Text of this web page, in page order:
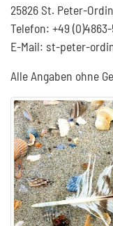
25826 St. Peter-
Telefon: +49
E-Mail: st-peter-
Alle Angaben ohne